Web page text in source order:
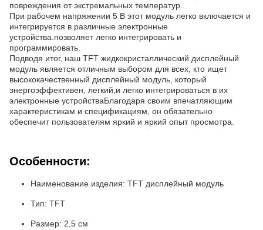
повреждения от экстремальных температур..
При рабочем напряжении 5 В этот модуль легко включается и
интегрируется в различные электронные
устройства.позволяет легко интегрировать и
программировать.
Подводя итог, наш TFT жидкокристаллический дисплейный
модуль является отличным выбором для всех, кто ищет
высококачественный дисплейный модуль, который
энергоэффективен, легкий,и легко интегрироваться в их
электронные устройстваБлагодаря своим впечатляющим
характеристикам и спецификациям, он обязательно
обеспечит пользователям яркий и яркий опыт просмотра.
Особенности:
Наименование изделия: TFT дисплейный модуль
Тип: TFT
Размер: 2,5 см